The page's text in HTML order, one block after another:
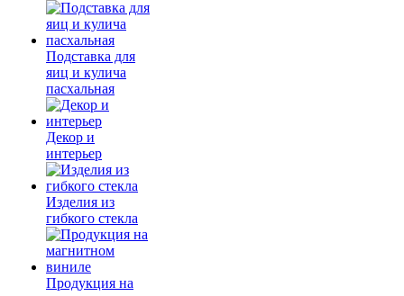
Подставка для
яиц и кулича
пасхальная
Декор и
интерьер
Изделия из
гибкого стекла
Продукция на